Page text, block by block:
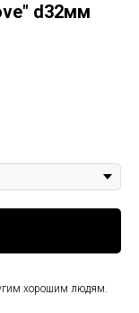
d32мм
хорошим людям.